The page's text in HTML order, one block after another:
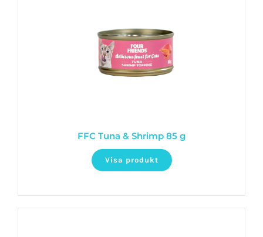
FFC Tuna & Shrimp 85 g
Visa produkt